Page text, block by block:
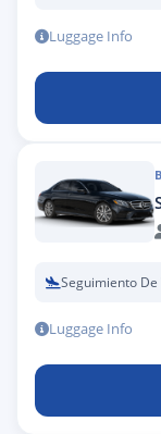
Luggage Info
Seguimiento De
Luggage Info